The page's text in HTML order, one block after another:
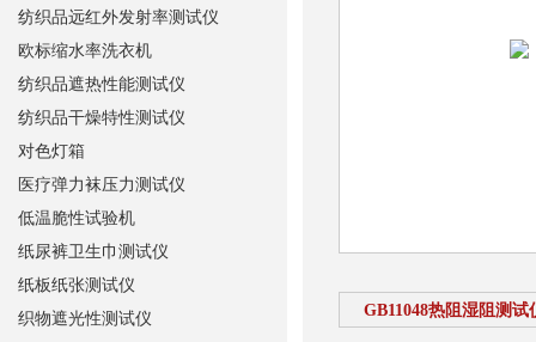
GB11048热阻湿阻测试
纺织品远红外发射率测试仪
欧标缩水率洗衣机
纺织品遮热性能测试仪
纺织品干燥特性测试仪
对色灯箱
医疗弹力袜压力测试仪
低温脆性试验机
纸尿裤卫生巾测试仪
纸板纸张测试仪
织物遮光性测试仪